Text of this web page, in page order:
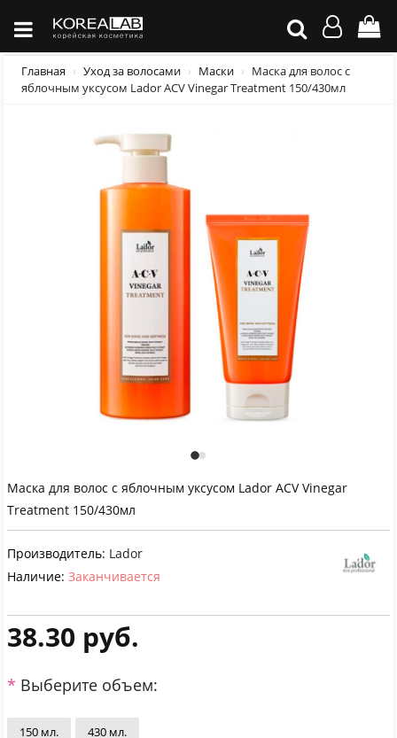
Главная Уход за волосами Маски
Маска для волос с
яблочным уксусом Lador ACV Vinegar Treatment 150/430мл
Маска для волос с яблочным уксусом Lador ACV Vinegar
Treatment 150/430мл
Производитель: Lador
Наличие: Заканчивается
38.30 руб.
Выберите объем:
150 мл. 430 мл.